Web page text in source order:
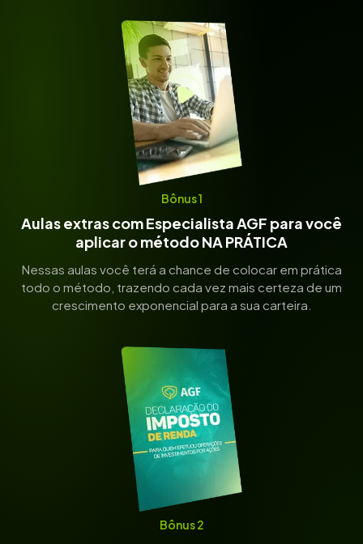
Bônus 1
Aulas extras com Especialista AGF para você
aplicar o método NA PRÁTICA
Nessas aulas você terá a chance de colocar em prática
todo o método, trazendo cada vez mais certeza de um
crescimento exponencial para a sua carteira.
Bônus 2